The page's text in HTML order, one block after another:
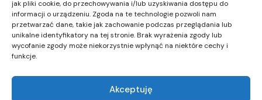
jak pliki cookie, do przechowywania i/lub uzyskiwania dostępu do
informacji o urządzeniu. Zgoda na te technologie pozwoli nam
przetwarzać dane, takie jak zachowanie podczas przeglądania lub
unikalne identyfikatory na tej stronie. Brak wyrażenia zgody lub
wycofanie zgody może niekorzystnie wpłynąć na niektóre cechy i
funkcje.
Akceptuję